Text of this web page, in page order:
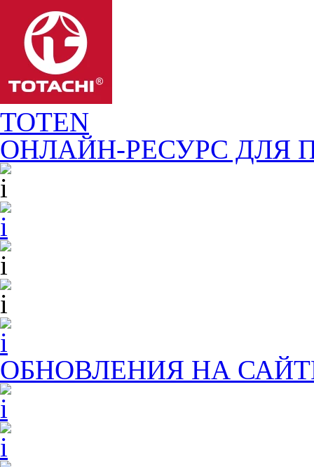
TOTEN
ОНЛАЙН-РЕСУРС ДЛЯ
ОБНОВЛЕНИЯ НА